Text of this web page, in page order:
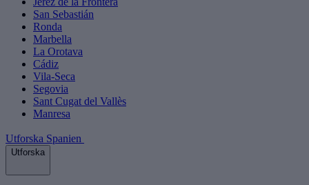
San Sebastián
Ronda
Marbella
La Orotava
Cádiz
Vila-Seca
Segovia
Sant Cugat del Vallès
Manresa
Utforska Spanien
Utforska